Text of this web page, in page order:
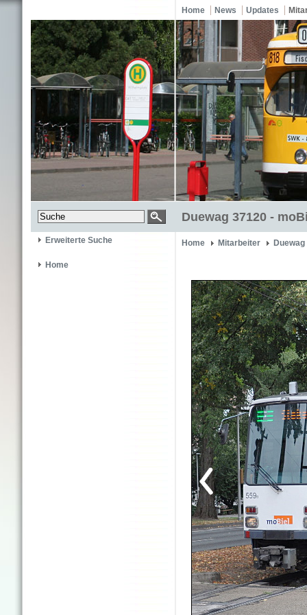
Home News Updates
Duewag 37120 -
Erweiterte Suche
Home
Home Mitarbeiter